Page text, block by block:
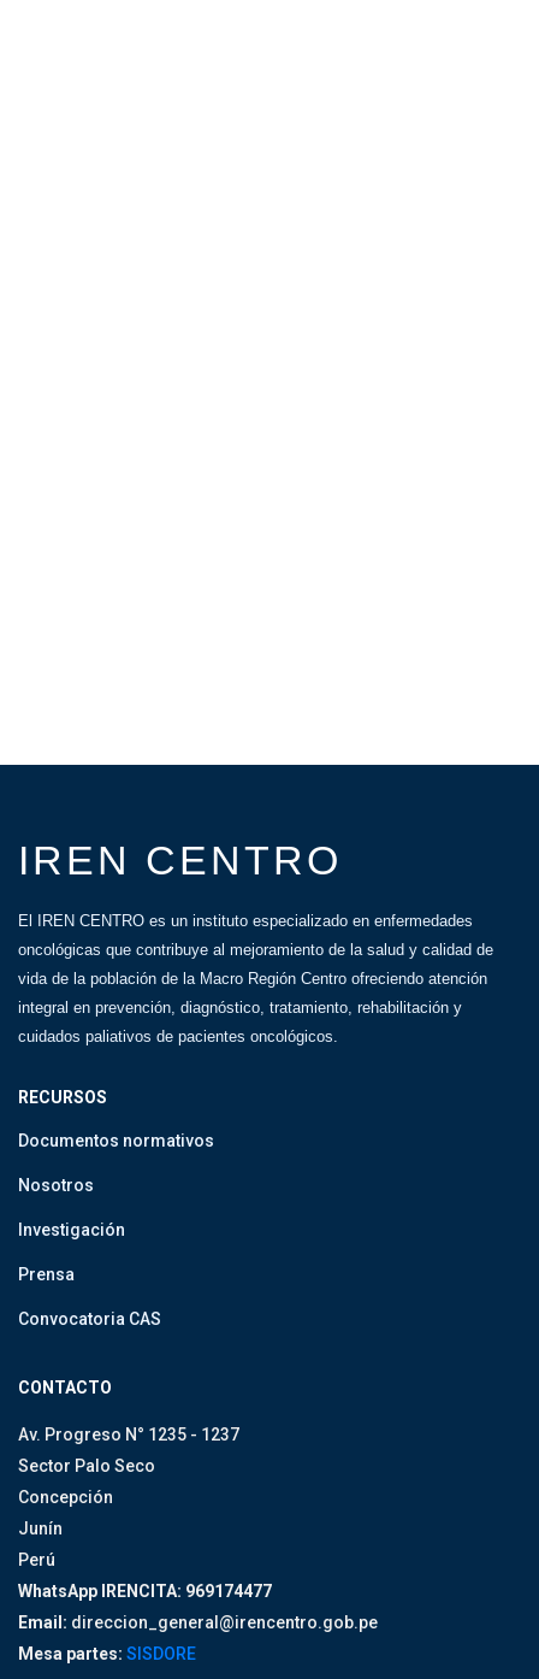
IREN CENTRO
El IREN CENTRO es un instituto especializado en enfermedades
oncológicas que contribuye al mejoramiento de la salud y calidad de
vida de la población de la Macro Región Centro ofreciendo atención
integral en prevención, diagnóstico, tratamiento, rehabilitación y
cuidados paliativos de pacientes oncológicos.
RECURSOS
Documentos normativos
Nosotros
Investigación
Prensa
Convocatoria CAS
CONTACTO
Av. Progreso N° 1235 - 1237
Sector Palo Seco
Concepción
Junín
Perú
WhatsApp IRENCITA: 969174477
Email: direccion_general@irencentro.gob.pe
Mesa partes: SISDORE